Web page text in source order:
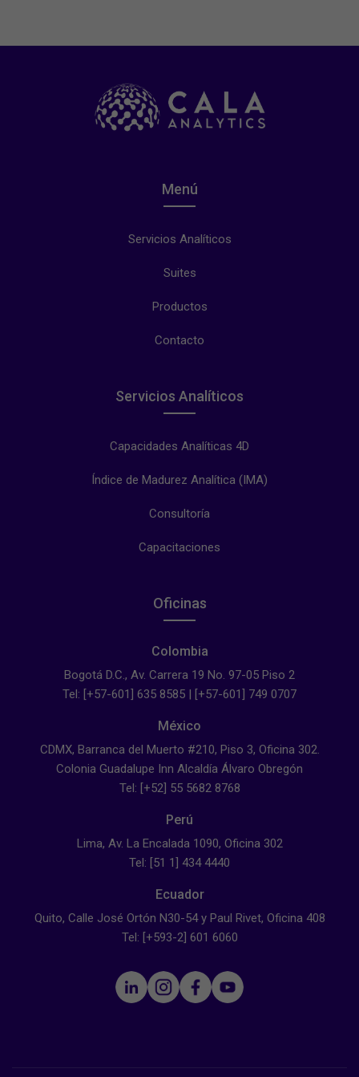
Menú
Servicios Analíticos
Suites
Productos
Contacto
Servicios Analíticos
Capacidades Analíticas 4D
Índice de Madurez Analítica (IMA)
Consultoría
Capacitaciones
Oficinas
Colombia
Bogotá D.C., Av. Carrera 19 No. 97-05 Piso 2
Tel: [+57-601] 635 8585 | [+57-601] 749 0707
México
CDMX, Barranca del Muerto #210, Piso 3, Oficina 302.
Colonia Guadalupe Inn Alcaldía Álvaro Obregón
Tel: [+52] 55 5682 8768
Perú
Lima, Av. La Encalada 1090, Oficina 302
Tel: [51 1] 434 4440
Ecuador
Quito, Calle José Ortón N30-54 y Paul Rivet, Oficina 408
Tel: [+593-2] 601 6060